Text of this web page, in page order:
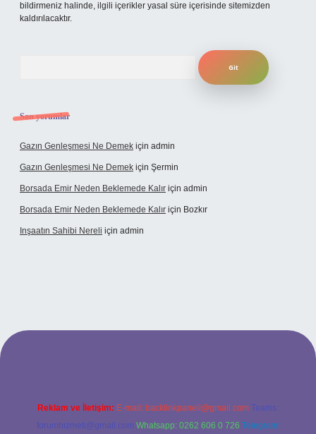
bildirmeniz halinde, ilgili içerikler yasal süre içerisinde sitemizden
kaldırılacaktır.
Son yorumlar
Gazın Genleşmesi Ne Demek için admin
Gazın Genleşmesi Ne Demek için Şermin
Borsada Emir Neden Beklemede Kalır için admin
Borsada Emir Neden Beklemede Kalır için Bozkır
Inşaatın Sahibi Nereli için admin
Reklam ve İletişim: E-mail: backlinkpaneli@gmail.com Teams:
forumhizmeti@gmail.com Whatsapp: 0262 606 0 726 Telegram: